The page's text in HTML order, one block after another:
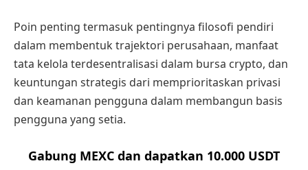
Poin penting termasuk pentingnya filosofi pendiri
dalam membentuk trajektori perusahaan, manfaat
tata kelola terdesentralisasi dalam bursa crypto, dan
keuntungan strategis dari memprioritaskan privasi
dan keamanan pengguna dalam membangun basis
pengguna yang setia.
Gabung MEXC dan dapatkan 10.000 USDT